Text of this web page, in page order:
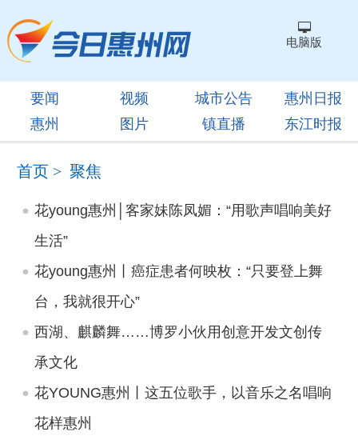
电脑版
要闻 视频 城市公告
惠州日报
惠州
图片 镇直播 东江时报
首页 >聚焦
花young惠州│客家妹陈凤媚：“用歌声唱响美好
生活”
花young惠州丨癌症患者何映枚：“只要登上舞
台，我就很开心”
西湖、麒麟舞……博罗小伙用创意开发文创传
承文化
花YOUNG惠州丨这五位歌手，以音乐之名唱响
花样惠州